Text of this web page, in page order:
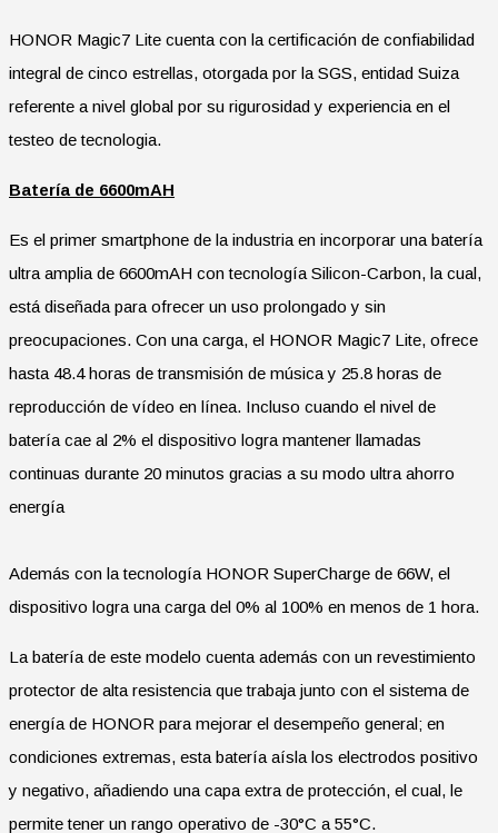
HONOR Magic7 Lite cuenta con la certificación de confiabilidad
integral de cinco estrellas, otorgada por la SGS, entidad Suiza
referente a nivel global por su rigurosidad y experiencia en el
testeo de tecnologia.
Batería de 6600mAH
Es el primer smartphone de la industria en incorporar una batería
ultra amplia de 6600mAH con tecnología Silicon-Carbon, la cual,
está diseñada para ofrecer un uso prolongado y sin
preocupaciones. Con una carga, el HONOR Magic7 Lite, ofrece
hasta 48.4 horas de transmisión de música y 25.8 horas de
reproducción de vídeo en línea. Incluso cuando el nivel de
batería cae al 2% el dispositivo logra mantener llamadas
continuas durante 20 minutos gracias a su modo ultra ahorro
energía
Además con la tecnología HONOR SuperCharge de 66W, el
dispositivo logra una carga del 0% al 100% en menos de 1 hora.
La batería de este modelo cuenta además con un revestimiento
protector de alta resistencia que trabaja junto con el sistema de
energía de HONOR para mejorar el desempeño general; en
condiciones extremas, esta batería aísla los electrodos positivo
y negativo, añadiendo una capa extra de protección, el cual, le
permite tener un rango operativo de -30°C a 55°C.